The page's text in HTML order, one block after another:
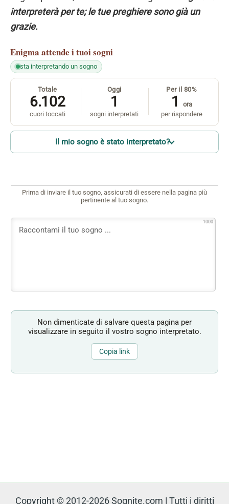
interpreterà per te; le tue preghiere sono già un
grazie.
Enigma attende i tuoi sogni
sta interpretando un sogno
Totale
6.102
cuori toccati
Oggi
1
sogni interpretati
Per il 80%
1
ora
per rispondere
Il mio sogno è stato interpretato?
Prima di inviare il tuo sogno, assicurati di essere nella pagina più
pertinente al tuo sogno.
1000
Non dimenticate di salvare questa pagina per
visualizzare in seguito il vostro sogno interpretato.
Copia link
Copyright © 2012-2026 Sognite.com | Tutti i diritti